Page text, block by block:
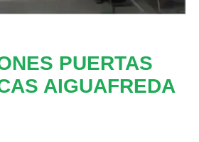
PUERTAS
AIGUAFREDA